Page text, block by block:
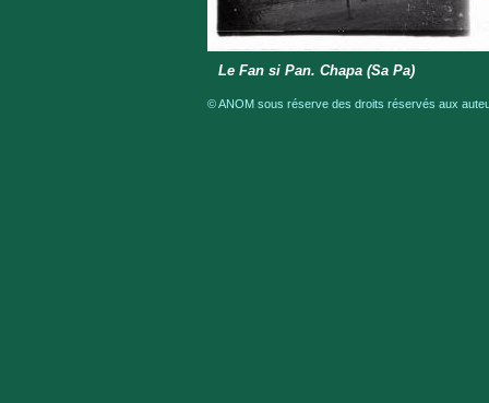
Le Fan si Pan. Chapa (Sa Pa)
© ANOM sous réserve des droits réservés aux